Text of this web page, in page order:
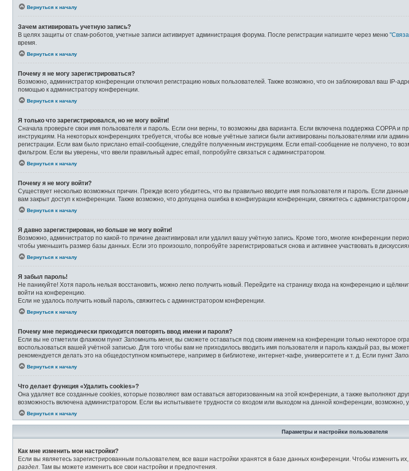
Вернуться к началу
Зачем активировать учетную запись?
В целях защиты от спам-роботов, учетные записи активирует администрация форума. После регистрации напишите через меню
время.
Вернуться к началу
Почему я не могу зарегистрироваться?
Возможно, администратор конференции отключил регистрацию новых пользователей. Также возможно, что он заблокировал ваш IP-
помощью к администратору конференции.
Вернуться к началу
Я только что зарегистрировался, но не могу войти!
Сначала проверьте свои имя пользователя и пароль. Если они верны, то возможны два варианта. Если включена поддержка COPPA и
инструкциям. На некоторых конференциях требуется, чтобы все новые учётные записи были активированы пользователями или
регистрации. Если вам было прислано email-сообщение, следуйте полученным инструкциям. Если email-сообщение не получено, то
фильтром. Если вы уверены, что ввели правильный адрес email, попробуйте связаться с администратором.
Вернуться к началу
Почему я не могу войти?
Существует несколько возможных причин. Прежде всего убедитесь, что вы правильно вводите имя пользователя и пароль. Если
вам закрыт доступ к конференции. Также возможно, что допущена ошибка в конфигурации конференции, свяжитесь с администратором
Вернуться к началу
Я давно зарегистрирован, но больше не могу войти!
Возможно, администратор по какой-то причине деактивировал или удалил вашу учётную запись. Кроме того, многие конференции
чтобы уменьшить размер базы данных. Если это произошло, попробуйте зарегистрироваться снова и активнее участвовать в
Вернуться к началу
Я забыл пароль!
Не паникуйте! Хотя пароль нельзя восстановить, можно легко получить новый. Перейдите на страницу входа на конференцию и
войти на конференцию.
Если не удалось получить новый пароль, свяжитесь с администратором конференции.
Вернуться к началу
Почему мне периодически приходится повторять ввод имени и пароля?
Если вы не отметили флажком пункт Запомнить меня , вы сможете оставаться под своим именем на конференции только некоторое
воспользоваться вашей учётной записью. Для того чтобы вам не приходилось вводить имя пользователя и пароль каждый раз, вы
рекомендуется делать это на общедоступном компьютере, например в библиотеке, интернет-кафе, университете и т. д. Если пункт
Вернуться к началу
Что делает функция «Удалить cookies»?
Она удаляет все созданные cookies, которые позволяют вам оставаться авторизованным на этой конференции, а также выполняют
возможность включена администратором. Если вы испытываете трудности со входом или выходом на данной конференции, возможно,
Вернуться к началу
Параметры и настройки пользователя
Как мне изменить мои настройки?
Если вы являетесь зарегистрированным пользователем, все ваши настройки хранятся в базе данных конференции. Чтобы изменить
раздел . Там вы можете изменить все свои настройки и предпочтения.